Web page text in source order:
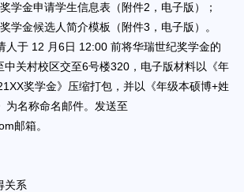
金申请学生信息表（附件2，电子版）；
金候选人简介模板（附件3，电子版）。
于 12 月6日 12:00 前将华瑞世纪奖学金的
中关村校区交至6号楼320，电子版材料以《年
奖学金》压缩打包，并以《年级本硕博+姓
为名称命名邮件。发送至
邮箱。
系